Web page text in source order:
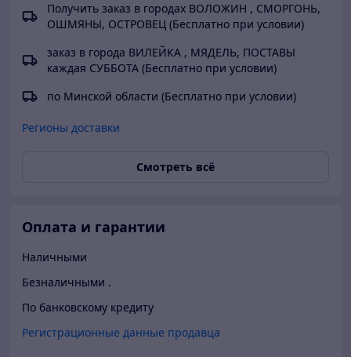
же
Получить заказ в городах ВОЛОЖИН , СМОРГОНЬ,
ОШМЯНЫ, ОСТРОВЕЦ (Бесплатно при условии)
заказ в города ВИЛЕЙКА , МЯДЕЛЬ, ПОСТАВЫ
каждая СУББОТА (Бесплатно при условии)
по Минской области (Бесплатно при условии)
Регионы доставки
Смотреть всё
Оплата и гарантии
Наличными
Безналичными .
По банковскому кредиту
Регистрационные данные продавца